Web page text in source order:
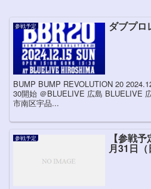
参戦予定 ダブプロ
BUMP BUMP REVOLUTION 20
30開始 ＠BLUELIVE 広島 BLUELIVE
市南区宇品...
参戦予定 【参戦
月31日（